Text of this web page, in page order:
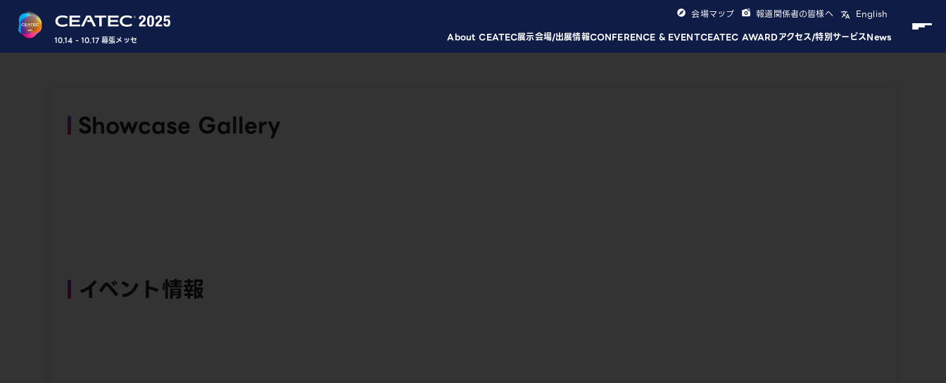
10.14 - 10.17 幕張メッセ About CEATEC展示会場/出展情報CONFERENCE & EVENTCEATEC AWARDアクセス/特別サービスNews
会場マップ 報道関係者の皆様へ English
Showcase Gallery
イベント情報